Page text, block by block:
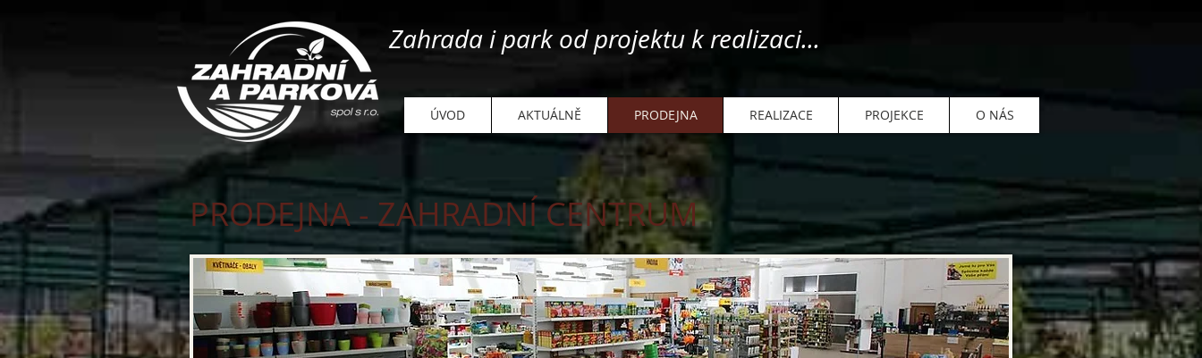
Zahrada i park od projektu k realizaci...
ÚVOD AKTUÁLNĚ PRODEJNA REALIZACE PROJEKCE O NÁS
PRODEJNA - ZAHRADNÍ CENTRUM